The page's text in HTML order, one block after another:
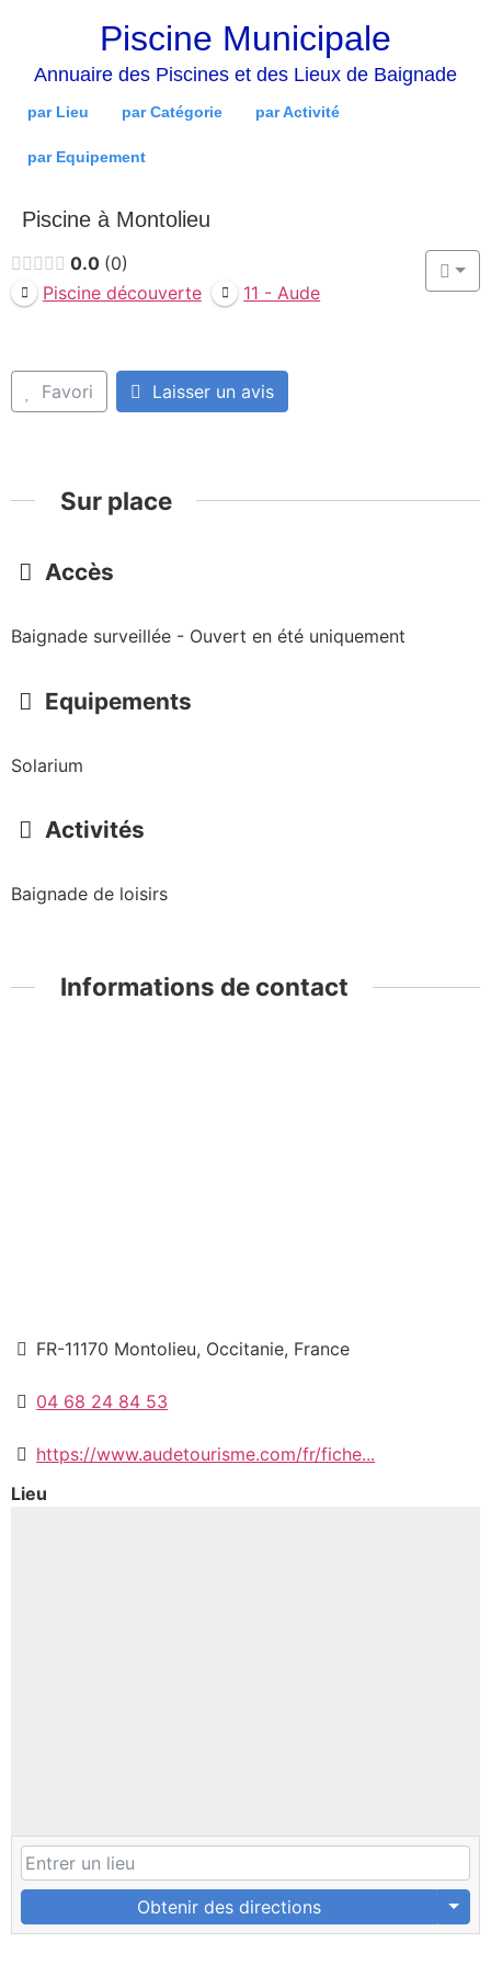
Piscine Municipale
Annuaire des Piscines et des Lieux de Baignade
par Lieu par Catégorie par Activité
par Equipement
Piscine à Montolieu
0.0 0
Piscine découverte
11 - Aude
Favori Laisser un avis
Sur place
Accès
Baignade surveillée - Ouvert en été uniquement
Equipements
Solarium
Activités
Baignade de loisirs
Informations de contact
FR-11170 Montolieu, Occitanie, France
04 68 24 84 53
https://www.audetourisme.com/fr/fiche...
Lieu
Obtenir des directions